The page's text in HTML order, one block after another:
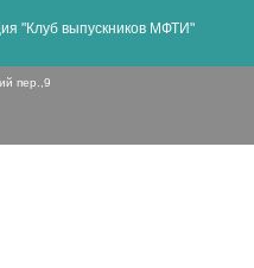
"Клуб выпускников МФТИ"
пер.,9